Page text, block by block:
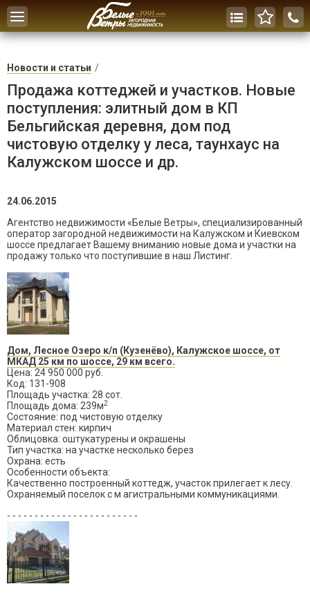
Toggle
navigation
Новости и статьи
Продажа коттеджей и участков. Новые
поступления: элитный дом в КП
Бельгийская деревня, дом под
чистовую отделку у леса, таунхаус на
Калужском шоссе и др.
24.06.2015
Агентство недвижимости «Белые Ветры», специализированный
оператор загородной недвижимости на Калужском и Киевском
шоссе предлагает Вашему вниманию новые дома и участки на
продажу только что поступившие в наш Листинг.
Дом, Лесное Озеро к/п (Кузенёво), Калужское шоссе, от
МКАД 25 км по шоссе, 29 км всего.
Цена: 24 950 000 руб.
Код: 131-908
Площадь участка: 28 сот.
Площадь дома: 239м2
Состояние: под чистовую отделку
Материал стен: кирпич
Облицовка: оштукатурены и окрашены
Тип участка: на участке несколько берез
Охрана: есть
Особенности объекта:
Качественно построенный коттедж, участок прилегает к лесу.
Охраняемый поселок с м агистральными коммуникациями.
- - - - - - - - - - - - - - - - - - - - - - - -